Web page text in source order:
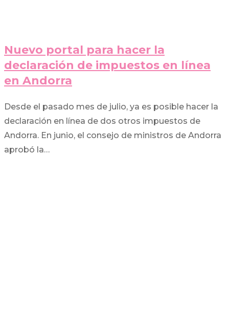
Nuevo portal para hacer la
declaración de impuestos en línea
en Andorra
Desde el pasado mes de julio, ya es posible hacer la
declaración en línea de dos otros impuestos de
Andorra. En junio, el consejo de ministros de Andorra
aprobó la…